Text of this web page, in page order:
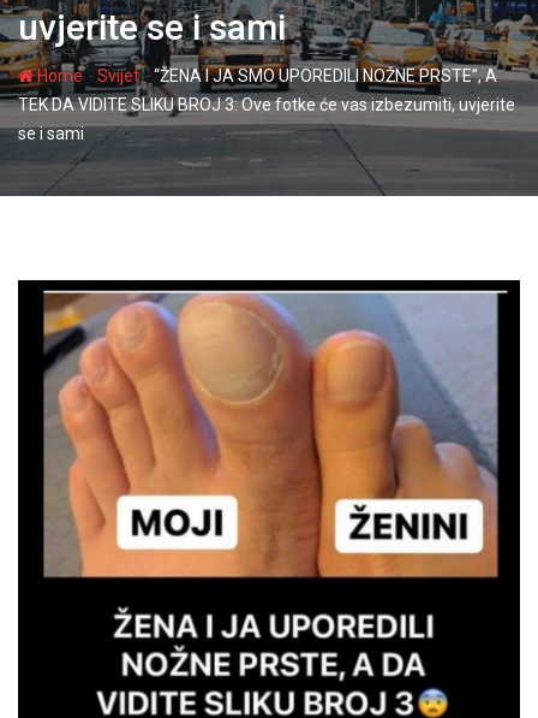
uvjerite se i sami
Home-Svijet-“ŽENA I JA SMO UPOREDILI NOŽNE PRSTE”, A
TEK DA VIDITE SLIKU BROJ 3: Ove fotke će vas izbezumiti, uvjerite
se i sami